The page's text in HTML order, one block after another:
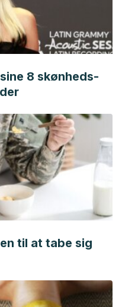
8 skønheds-
til at tabe sig